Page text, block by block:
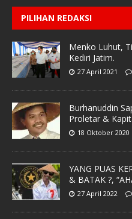
PILIHAN REDAKSI
Menko Luhut,
Kediri Jatim.
27 April 2021
Burhanuddin
Proletar &
18 Oktober 2020
YANG PUAS
& BATAK ?,
27 April 2022